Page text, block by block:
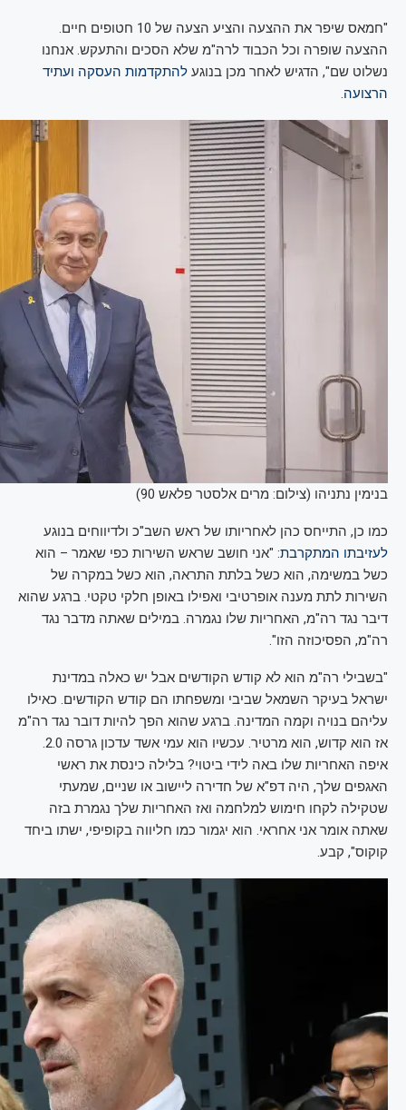
"חמאס שיפר את ההצעה והציע הצעה של 10 חטופים חיים.
ההצעה שופרה וכל הכבוד לרה"מ שלא הסכים והתעקש. אנחנו
נשלוט שם", הדגיש לאחר מכן בנוגע להתקדמות העסקה ועתיד
הרצועה.
בנימין נתניהו (צילום: מרים אלסטר פלאש 90)
כמו כן, התייחס כהן לאחריותו של ראש השב"כ ולדיווחים בנוגע
לעזיבתו המתקרבת: "אני חושב שראש השירות כפי שאמר – הוא
כשל במשימה, הוא כשל בלתת התראה, הוא כשל במקרה של
השירות לתת מענה אופרטיבי ואפילו באופן חלקי טקטי. ברגע שהוא
דיבר נגד רה"מ, האחריות שלו נגמרה. במילים שאתה מדבר נגד
רה"מ, הפסיכוזה הזו".
"בשבילי רה"מ הוא לא קודש הקודשים אבל יש כאלה במדינת
ישראל בעיקר השמאל שביבי ומשפחתו הם קודש הקודשים. כאילו
עליהם בנויה וקמה המדינה. ברגע שהוא הפך להיות דובר נגד רה"מ
אז הוא קדוש, הוא מרטיר. עכשיו הוא עמי אשד עדכון גרסה 2.0.
איפה האחריות שלו באה לידי ביטוי? בלילה כינסת את ראשי
האגפים שלך, היה דפ"א של חדירה ליישוב או שניים, שמעתי
שטקילה לקחו חימוש למלחמה ואז האחריות שלך נגמרת בזה
שאתה אומר אני אחראי. הוא יגמור כמו חליווה בקופיפי, ישתו ביחד
קוקוס", קבע.